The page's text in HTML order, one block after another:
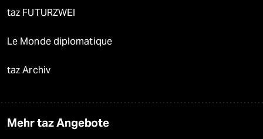
taz FUTURZWEI
Le Monde diplomatique
taz Archiv
Mehr taz Angebote